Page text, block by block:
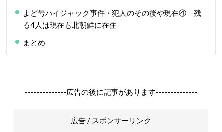
よど号ハイジャック事件・犯人のその後や現在④ 残
る4人は現在も北朝鮮に在住
まとめ
--------------広告の後に記事があります--------------
広告 / スポンサーリンク